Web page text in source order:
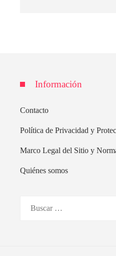
Información
Contacto
Política de Privacidad y
Marco Legal del Sitio y
Quiénes somos